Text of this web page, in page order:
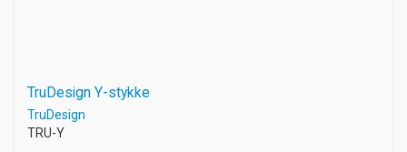
TruDesign Y-stykke
TruDesign
TRU-Y